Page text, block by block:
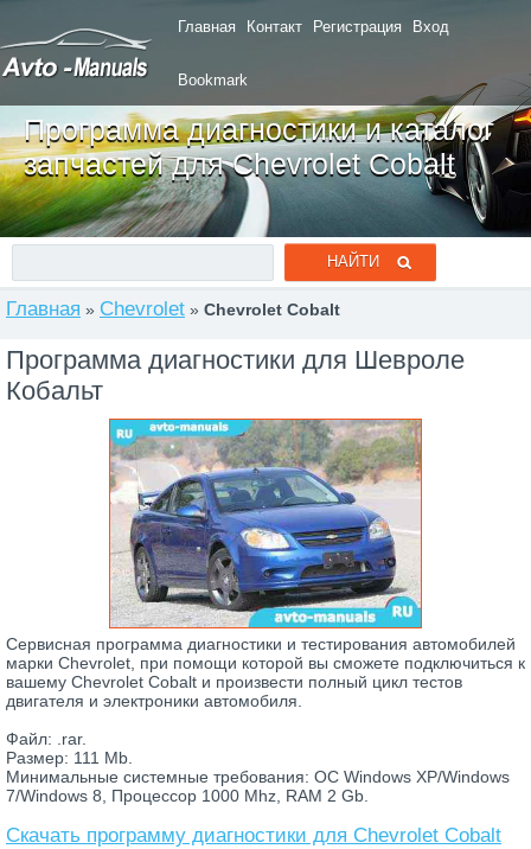
Главная Контакт Регистрация Вход
Bookmark
Программа диагностики и каталог
запчастей для Chevrolet Cobalt
Главная » Chevrolet » Chevrolet Cobalt
Программа диагностики для Шевроле
Кобальт
Сервисная программа диагностики и тестирования автомобилей
марки Chevrolet, при помощи которой вы сможете подключиться к
вашему Chevrolet Cobalt и произвести полный цикл тестов
двигателя и электроники автомобиля.
Файл: .rar.
Размер: 111 Mb.
Минимальные системные требования: ОС Windows XP/Windows
7/Windows 8, Процессор 1000 Mhz, RAM 2 Gb.
Скачать программу диагностики для Chevrolet Cobalt